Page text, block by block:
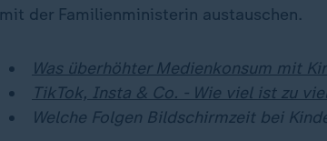
mit der Familienministerin austauschen.
Was überhöhter Medienkonsum mit
TikTok, Insta & Co. - Wie viel ist zu
Welche Folgen Bildschirmzeit bei